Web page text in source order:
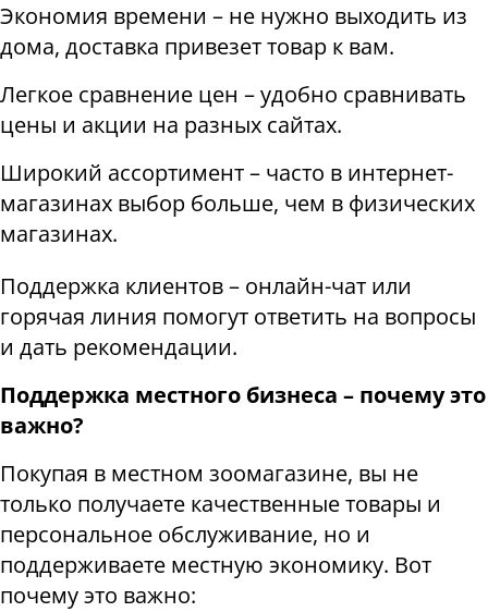
Экономия времени – не нужно выходить из
дома, доставка привезет товар к вам.
Легкое сравнение цен – удобно сравнивать
цены и акции на разных сайтах.
Широкий ассортимент – часто в интернет-
магазинах выбор больше, чем в физических
магазинах.
Поддержка клиентов – онлайн-чат или
горячая линия помогут ответить на вопросы
и дать рекомендации.
Поддержка местного бизнеса – почему это
важно?
Покупая в местном зоомагазине, вы не
только получаете качественные товары и
персональное обслуживание, но и
поддерживаете местную экономику. Вот
почему это важно: